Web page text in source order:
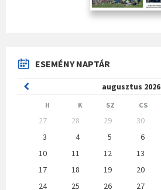
ESEMÉNY NAPTÁR
augusztus 2026
Previous
Month
H K SZ CS
calendar
27 28 29 30
3
4 5 6
10
11 12 13
17
18 19 20
24
25 26 27